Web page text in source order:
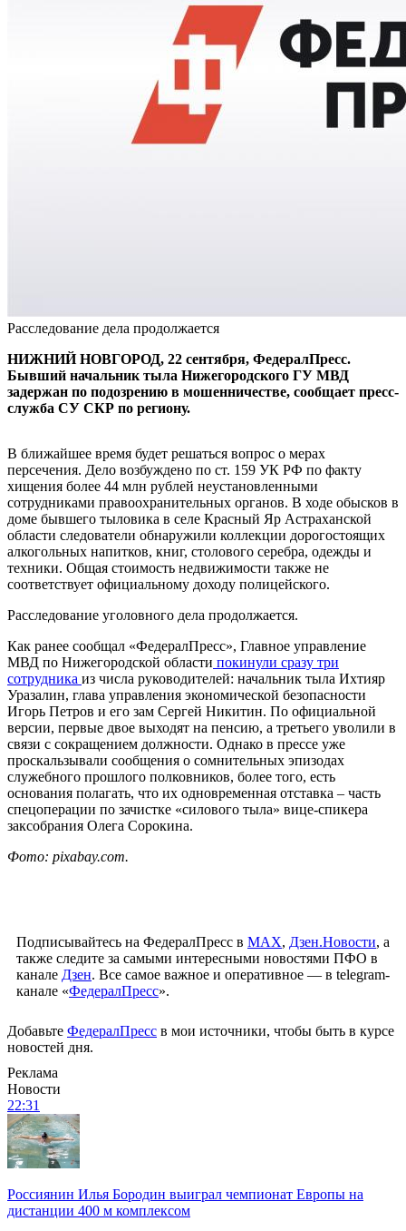
Расследование дела продолжается
НИЖНИЙ НОВГОРОД, 22 сентября, ФедералПресс.
Бывший начальник тыла Нижегородского ГУ МВД
задержан по подозрению в мошенничестве, сообщает пресс-
служба СУ СКР по региону.
В ближайшее время будет решаться вопрос о мерах
персечения. Дело возбуждено по ст. 159 УК РФ по факту
хищения более 44 млн рублей неустановленными
сотрудниками правоохранительных органов. В ходе обысков в
доме бывшего тыловика в селе Красный Яр Астраханской
области следователи обнаружили коллекции дорогостоящих
алкогольных напитков, книг, столового серебра, одежды и
техники. Общая стоимость недвижимости также не
соответствует официальному доходу полицейского.
Расследование уголовного дела продолжается.
Как ранее сообщал «ФедералПресс», Главное управление
МВД по Нижегородской области покинули сразу три
сотрудника из числа руководителей: начальник тыла Ихтияр
Уразалин, глава управления экономической безопасности
Игорь Петров и его зам Сергей Никитин. По официальной
версии, первые двое выходят на пенсию, а третьего уволили в
связи с сокращением должности. Однако в прессе уже
проскальзывали сообщения о сомнительных эпизодах
служебного прошлого полковников, более того, есть
основания полагать, что их одновременная отставка – часть
спецоперации по зачистке «силового тыла» вице-спикера
заксобрания Олега Сорокина.
Фото: pixabay.com.
Подписывайтесь на ФедералПресс в МАХ, Дзен.Новости, а
также следите за самыми интересными новостями ПФО в
канале Дзен. Все самое важное и оперативное — в telegram-
канале «ФедералПресс».
Добавьте ФедералПресс в мои источники, чтобы быть в курсе
новостей дня.
Реклама
Новости
22:31
Россиянин Илья Бородин выиграл чемпионат Европы на
дистанции 400 м комплексом